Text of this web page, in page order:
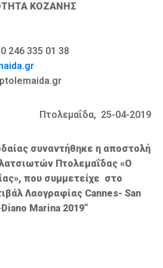
ΚΟΖΑΝΗΣ
246 335 01 38
Πτολεμαΐδα, 25-04-2019
συναντήθηκε η αποστολή
Πτολεμαΐδας «Ο
που συμμετείχε στο
Λαογραφίας Cannes- San
Marina 2019”